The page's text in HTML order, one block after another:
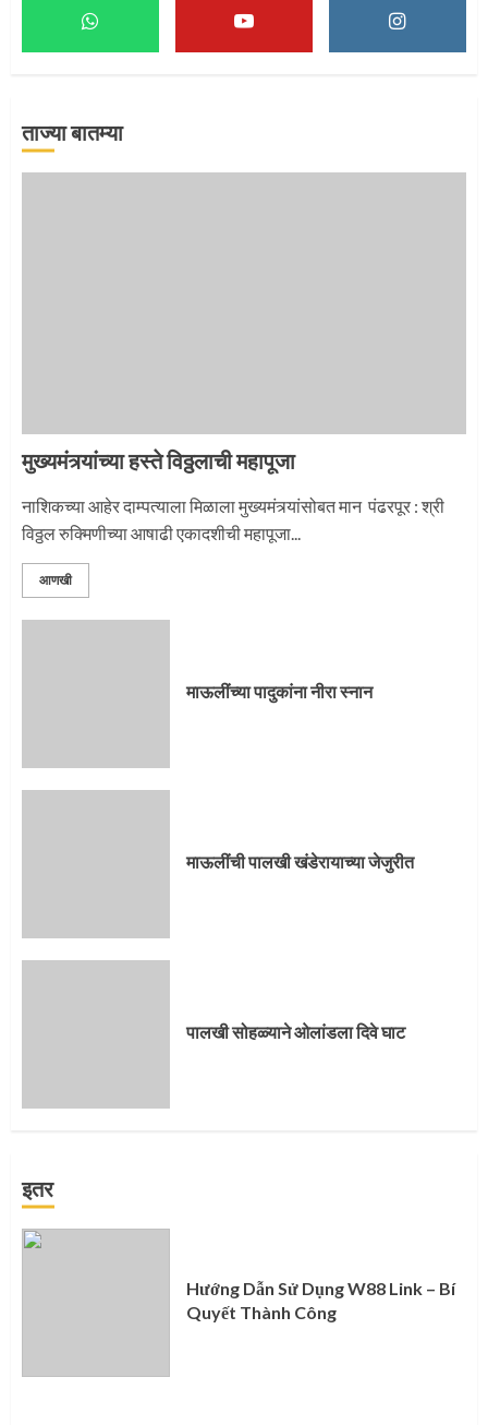
माऊलींच्या पादुकांना नीरा स्नान
ताज्या बातम्या
मुख्यमंत्र्यांच्या हस्ते विठ्ठलाची महापूजा
नाशिकच्या आहेर दाम्पत्याला मिळाला मुख्यमंत्र्यांसोबत मान पंढरपूर : श्री
विठ्ठल रुक्मिणीच्या आषाढी एकादशीची महापूजा...
आणखी
माऊलींच्या पादुकांना नीरा स्नान
माऊलींची पालखी खंडेरायाच्या जेजुरीत
पालखी सोहळ्याने ओलांडला दिवे घाट
इतर
Hướng Dẫn Sử Dụng W88 Link – Bí
Quyết Thành Công